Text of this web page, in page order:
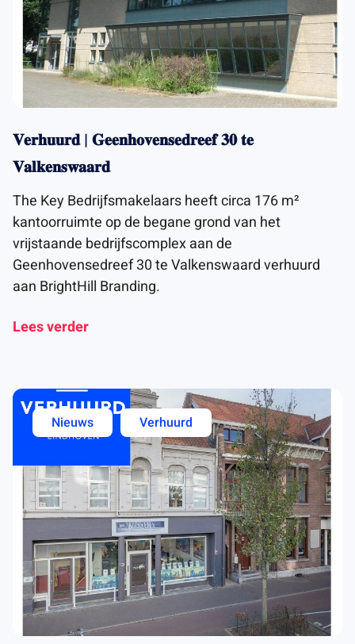
𝐕𝐞𝐫𝐡𝐮𝐮𝐫𝐝 | 𝐆𝐞𝐞𝐧𝐡𝐨𝐯𝐞𝐧𝐬𝐞𝐝𝐫𝐞𝐞𝐟 𝟑𝟎 𝐭𝐞
𝐕𝐚𝐥𝐤𝐞𝐧𝐬𝐰𝐚𝐚𝐫𝐝
The Key Bedrijfsmakelaars heeft circa 176 m²
kantoorruimte op de begane grond van het
vrijstaande bedrijfscomplex aan de
Geenhovensedreef 30 te Valkenswaard verhuurd
aan BrightHill Branding.
Lees verder
Nieuws Verhuurd